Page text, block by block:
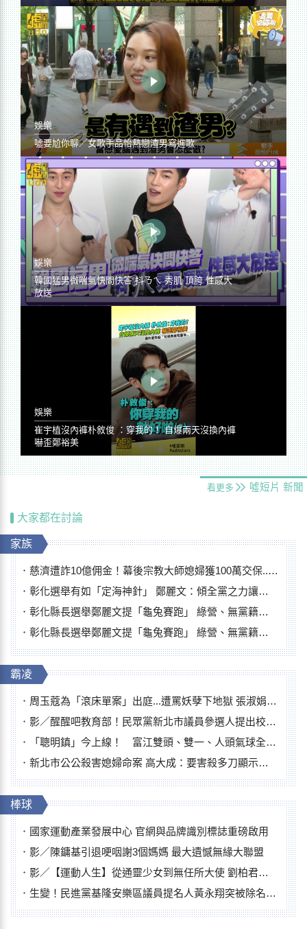
娛樂
噓要尬你聊／女歌手品怡熱戀渣男寫進歌
娛樂
韓國猛男微喘氣快問快答 抖ㄋㄟ 秀肌 頂胯 性感大
放送
娛樂
崔宇植沒內褲朴敘俊 ：穿我的！ 自爆兩天沒換內褲
嚇歪鄭裕美
看更多 噓短片 新聞
大家都在討論
家族
慈濟遭詐10億佣金！幕後宗教大師媳婦獲100萬交保...快步奔離不發一語
彰化選舉有如「定海神針」 鄭麗文：傾全黨之力讓彰化贏
彰化縣長選舉鄭麗文提「龜兔賽跑」 綠營、無黨籍忙否認是烏龜
彰化縣長選舉鄭麗文提「龜兔賽跑」 綠營、無黨籍忙否認是烏龜
霸凌
周玉蔻為「滾床單案」出庭...遭罵妖孽下地獄 張淑娟批：舌頭殺人有罪
影／醒醒吧教育部！民眾黨新北市議員參選人提出校園反毒防線升級政見
「聰明鎮」今上線！ 富江雙頭、雙一、人頭氣球全登場
新北市公公殺害媳婦命案 高大成：要害殺多刀顯示怨恨深
棒球
國家運動產業發展中心 官網與品牌識別標誌重磅啟用
影／陳鏞基引退哽咽謝3個媽媽 最大遺憾無緣大聯盟
影／【運動人生】從通靈少女到無任所大使 劉柏君女裁判人生國際發光
生變！民進黨基隆安樂區議員提名人黃永翔突被除名 將另提他人